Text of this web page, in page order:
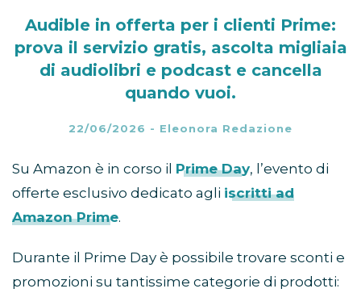
Audible in offerta per i clienti Prime:
prova il servizio gratis, ascolta migliaia
di audiolibri e podcast e cancella
quando vuoi.
22/06/2026 - Eleonora Redazione
Su Amazon è in corso il Prime Day, l’evento di
offerte esclusivo dedicato agli iscritti ad
Amazon Prime.
Durante il Prime Day è possibile trovare sconti e
promozioni su tantissime categorie di prodotti: